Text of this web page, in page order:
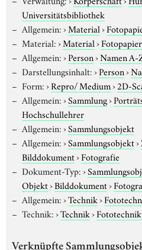
Universitätsbibliothek
Allgemein:›Material›
Material:›Material›
Allgemein:›Person›Namen A-
Darstellungsinhalt:›Person›
Form:›Repro/ Medium›2D-
Allgemein:›Sammlung›
Hochschullehrer
Allgemein:›Sammlungsobjekt
Allgemein:›Sammlungsobjekt›
Bilddokument›Fotografie
Dokument-Typ:›
Objekt›Bilddokument›
Allgemein:›Technik›
Technik:›Technik›Fototechnik
Verknüpfte